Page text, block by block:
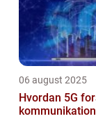
06 august 2025
Hvordan 5G
kommunikation